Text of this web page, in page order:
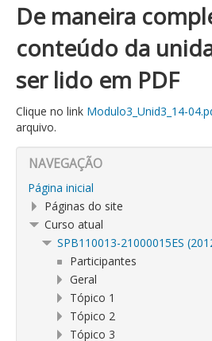
De maneira
conteúdo da
ser lido em PDF
Clique no link Modulo3_Unid3_14-
arquivo.
NAVEGAÇÃO
Página inicial
Páginas do site
Curso atual
SPB110013-21000015ES
Participantes
Geral
Tópico 1
Tópico 2
Tópico 3